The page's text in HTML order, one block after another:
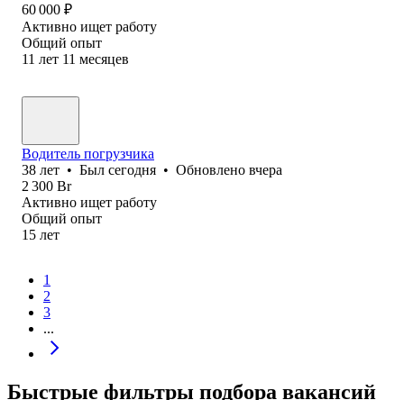
60 000 ₽
Активно ищет работу
Общий опыт
11 лет 11 месяцев
Водитель погрузчика
38 лет • Был сегодня • Обновлено вчера
2 300 Br
Активно ищет работу
Общий опыт
15 лет
1
2
3
...
Быстрые фильтры подбора вакансий